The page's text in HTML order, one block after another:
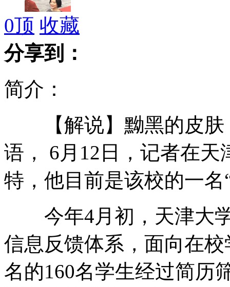
林青霞带包走红毯为遮肚腩
驻港公署15年 港人分享领事保护经历
儿子假期去世 母亲校园内欲轻生
外籍人士在京持证件可参加献血
0顶 收藏
分享到：
简介：
【解说】黝黑的皮肤
语， 6月12日，记者在
特，他目前是该校的一名
今年4月初，天津大学
信息反馈体系，面向在
名的160名学生经过简历